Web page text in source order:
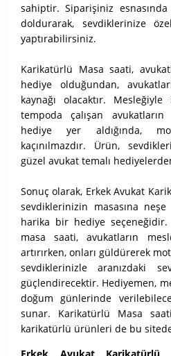
sahiptir. Siparişiniz esnasında
doldurarak, sevdiklerinize
yaptırabilirsiniz.
Karikatürlü Masa saati,
hediye olduğundan,
kaynağı olacaktır.
tempoda çalışan
hediye yer aldığında,
kaçınılmazdır. Ürün,
güzel avukat temalı
Sonuç olarak, Erkek Avukat
sevdiklerinizin masasına
harika bir hediye seçeneğidir.
masa saati, avukatların
artırırken, onları güldürerek
sevdiklerinizle aranızdaki
güçlendirecektir. Hediyemen,
doğum günlerinde
sunar. Karikatürlü Masa
karikatürlü ürünleri de bu